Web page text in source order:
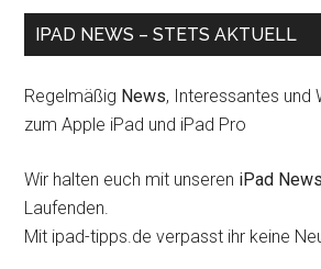
IPAD NEWS – STETS AKTUELL
Regelmäßig News, Interessantes und
zum Apple iPad und iPad Pro
Wir halten euch mit unseren iPad News
Laufenden.
Mit ipad-tipps.de verpasst ihr keine